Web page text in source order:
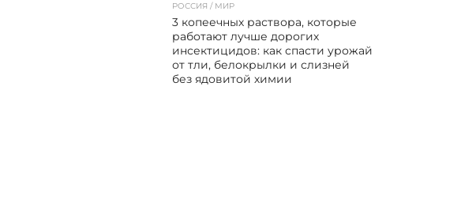
РОССИЯ / МИР
3 копеечных раствора, которые
работают лучше дорогих
инсектицидов: как спасти урожай
от тли, белокрылки и слизней
без ядовитой химии